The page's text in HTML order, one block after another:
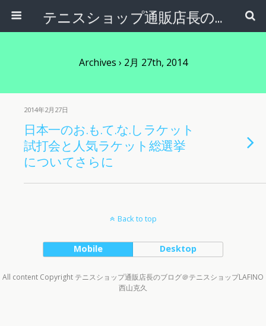
テニスショップ通販店長のブログ＠テニスショップLAFINO 西山克久
Archives › 2月 27th, 2014
2014年2月27日
日本一のお.も.て.な.しラケット
試打会と人気ラケット総選挙
についてさらに
Back to top
Mobile Desktop
All content Copyright テニスショップ通販店長のブログ＠テニスショップLAFINO
西山克久